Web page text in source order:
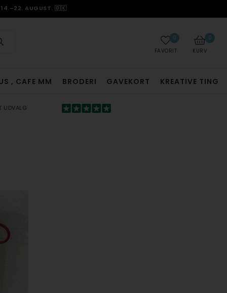
14.–22. AUGUST. 🇩🇰
0
KURV
0
FAVORIT
, CAFE MM BRODERI GAVEKORT KREATIVE TING
UDVALG